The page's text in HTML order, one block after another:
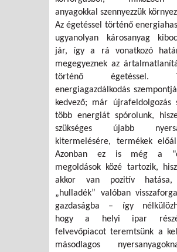
anyagokkal szennyezzük
Az égetéssel történő
ugyanolyan károsanyag
jár, így a rá vonatkozó
megegyeznek az
történő égetéssel.
energiagazdálkodás
kedvező; már újrafeldolgozás
több energiát spórolunk,
szükséges újabb
kitermelésére, termékek
Azonban ez is még a
megoldások közé tartozik,
akkor van pozitív
„hulladék” valóban
gazdaságba – így
hogy a helyi ipar
felvevőpiacot teremtsünk a
másodlagos